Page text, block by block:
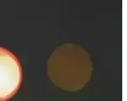
gecikebilir.